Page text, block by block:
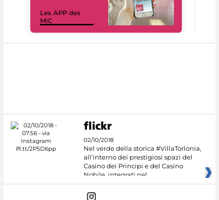
Les APP des
MiC
02/10/2018
Nel verde della storica #VillaTorlonia,
all’interno dei prestigiosi spazi del
Casino dei Principi e del Casino
Nobile, integrati nel